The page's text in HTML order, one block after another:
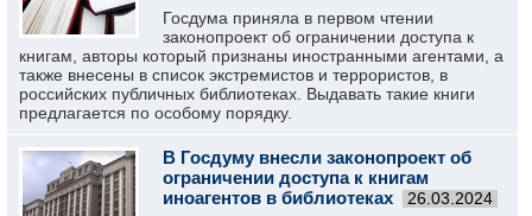
Госдума приняла в первом чтении
законопроект об ограничении доступа к
книгам, авторы который признаны иностранными агентами, а
также внесены в список экстремистов и террористов, в
российских публичных библиотеках. Выдавать такие книги
предлагается по особому порядку.
В Госдуму внесли законопроект об
ограничении доступа к книгам
иноагентов в библиотеках
26.03.2024